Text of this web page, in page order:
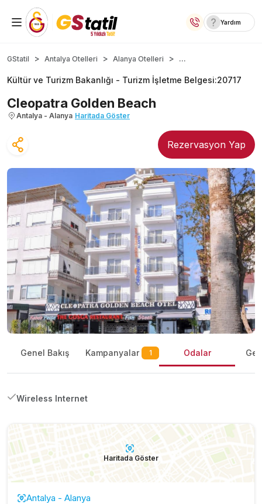
Yurt İçi Oteller
Temalı Oteller
Kıbrıs Otelleri
Lansmana Özel Oteller
Yurt Dışı Turlar
Yardım
GStatil Antalya Otelleri Alanya Otelleri ...
Kültür ve Turizm Bakanlığı - Turizm İşletme Belgesi:20717
Cleopatra Golden Beach
Antalya - Alanya Haritada Göster
Rezervasyon Yap
Genel Bakış Kampanyalar 1 Odalar
Wireless Internet
Haritada Göster
Antalya - Alanya